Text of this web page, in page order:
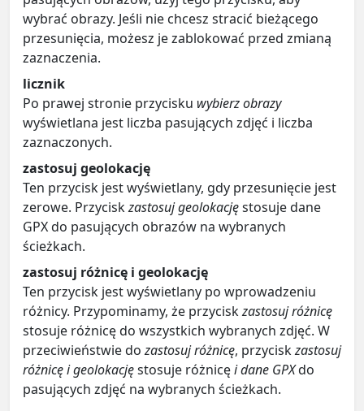
wybrać obrazy. Jeśli nie chcesz stracić bieżącego
przesunięcia, możesz je zablokować przed zmianą
zaznaczenia.
licznik
Po prawej stronie przycisku wybierz obrazy
wyświetlana jest liczba pasujących zdjęć i liczba
zaznaczonych.
zastosuj geolokację
Ten przycisk jest wyświetlany, gdy przesunięcie jest
zerowe. Przyciskzastosuj geolokacjęstosuje dane
GPX do pasujących obrazów na wybranych
ścieżkach.
zastosuj różnicę i geolokację
Ten przycisk jest wyświetlany po wprowadzeniu
różnicy. Przypominamy, że przyciskzastosuj różnicę
stosuje różnicę do wszystkich wybranych zdjęć. W
przeciwieństwie dozastosuj różnicę, przyciskzastosuj
różnicę i geolokacjęstosuje różnicęi dane GPXdo
pasujących zdjęć na wybranych ścieżkach.